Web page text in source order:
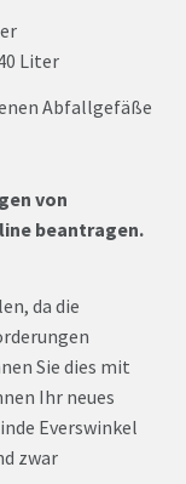
Liter
Abfallgefäße
von
beantragen.
da die
Sie dies mit
Ihr neues
Everswinkel
zwar